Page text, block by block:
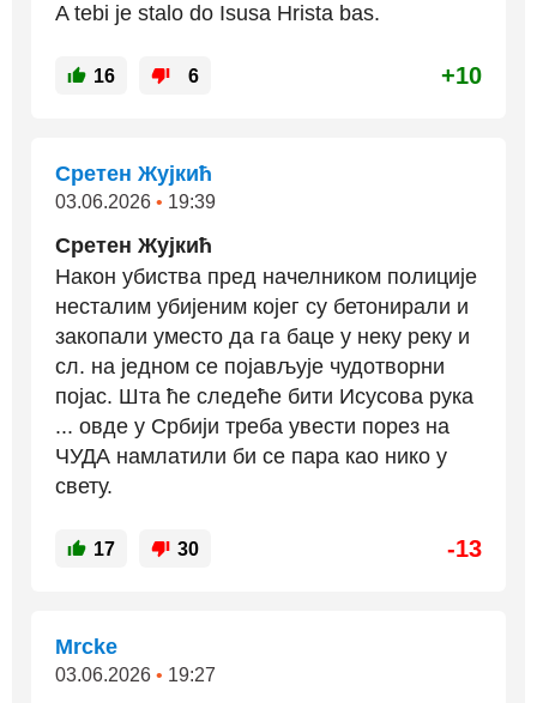
A tebi je stalo do Isusa Hrista bas.
16 6 +10
Сретен Жујкић
03.06.2026 • 19:39
Сретен Жујкић
Након убиства пред начелником полиције
несталим убијеним којег су бетонирали и
закопали уместо да га баце у неку реку и
сл. на једном се појављује чудотворни
појас. Шта ће следеће бити Исусова рука
... овде у Србији треба увести порез на
ЧУДА намлатили би се пара као нико у
свету.
17 30 -13
Mrcke
03.06.2026 • 19:27